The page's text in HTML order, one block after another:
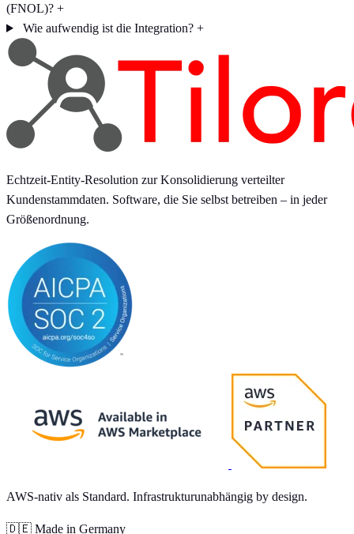
(FNOL)? +
Wie aufwendig ist die Integration? +
Echtzeit-Entity-Resolution zur Konsolidierung verteilter
Kundenstammdaten. Software, die Sie selbst betreiben – in jeder
Größenordnung.
AWS-nativ als Standard. Infrastrukturunabhängig by design.
🇩🇪 Made in Germany